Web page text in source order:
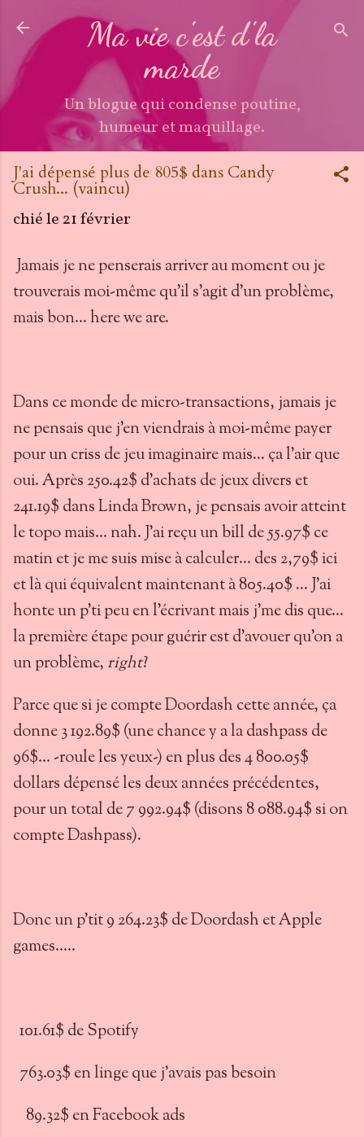
Accéder au contenu principal
Ma vie c'est d'la
marde
Un blogue qui condense poutine,
humeur et maquillage.
J'ai dépensé plus de 805$ dans Candy
Crush... (vaincu)
chié le21 février
Jamais je ne penserais arriver au moment ou je
trouverais moi-même qu'il s'agit d'un problème,
mais bon... here we are.
Dans ce monde de micro-transactions, jamais je
ne pensais que j'en viendrais à moi-même payer
pour un criss de jeu imaginaire mais... ça l'air que
oui. Après 250.42$ d'achats de jeux divers et
241.19$ dans Linda Brown, je pensais avoir atteint
le topo mais... nah. J'ai reçu un bill de 55.97$ ce
matin et je me suis mise à calculer... des 2,79$ ici
et là qui équivalent maintenant à 805.40$ ... J'ai
honte un p'ti peu en l'écrivant mais j'me dis que...
la première étape pour guérir est d'avouer qu'on a
un problème, right?
Parce que si je compte Doordash cette année, ça
donne 3 192.89$ (une chance y a la dashpass de
96$... -roule les yeux-) en plus des 4 800.05$
dollars dépensé les deux années précédentes,
pour un total de 7 992.94$ (disons 8 088.94$ si on
compte Dashpass).
Donc un p'tit 9 264.23$ de Doordash et Apple
games.....
101.61$ de Spotify
763.03$ en linge que j'avais pas besoin
89.32$ en Facebook ads